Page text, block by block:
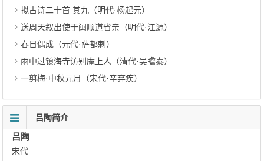
拟古诗二十首 其九（明代·杨起元）
送周天叙出使于闽顺道省亲（明代·江源）
春日偶成（元代·萨都剌）
雨中过镇海寺访别庵上人（清代·吴瞻泰）
一剪梅·中秋元月（宋代·辛弃疾）
吕陶简介
吕陶
宋代